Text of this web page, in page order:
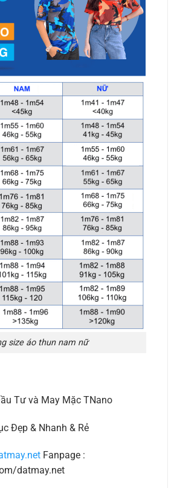
size áo thun nam nữ
Tư và May Mặc TNano
Đẹp & Nhanh & Rẻ
Fanpage :
datmay.net